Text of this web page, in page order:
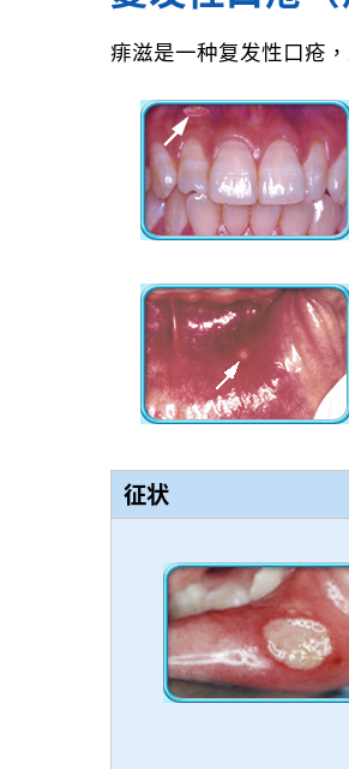
痱滋是一种复发性口疮
征状